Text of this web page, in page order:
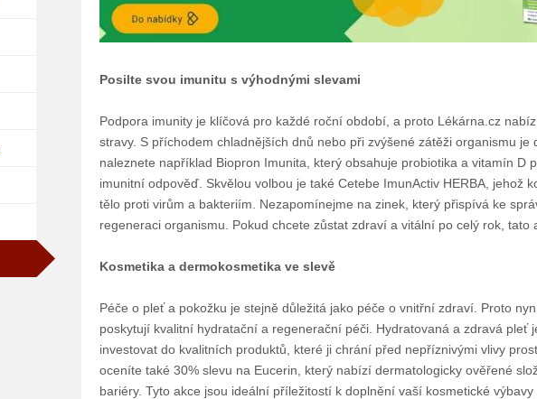
Posilte svou imunitu s výhodnými slevami
Podpora imunity je klíčová pro každé roční období, a proto Lékárna.cz
stravy. S příchodem chladnějších dnů nebo při zvýšené zátěži organismu
naleznete například Biopron Imunita, který obsahuje probiotika a vitamín D
imunitní odpověď. Skvělou volbou je také Cetebe ImunActiv HERBA, jehož
tělo proti virům a bakteriím. Nezapomínejme na zinek, který přispívá ke
regeneraci organismu. Pokud chcete zůstat zdraví a vitální po celý rok, tato
Kosmetika a dermokosmetika ve slevě
Péče o pleť a pokožku je stejně důležitá jako péče o vnitřní zdraví. Proto
poskytují kvalitní hydratační a regenerační péči. Hydratovaná a zdravá pleť
investovat do kvalitních produktů, které ji chrání před nepříznivými vlivy
oceníte také 30% slevu na Eucerin, který nabízí dermatologicky ověřené
bariéry. Tyto akce jsou ideální příležitostí k doplnění vaší kosmetické